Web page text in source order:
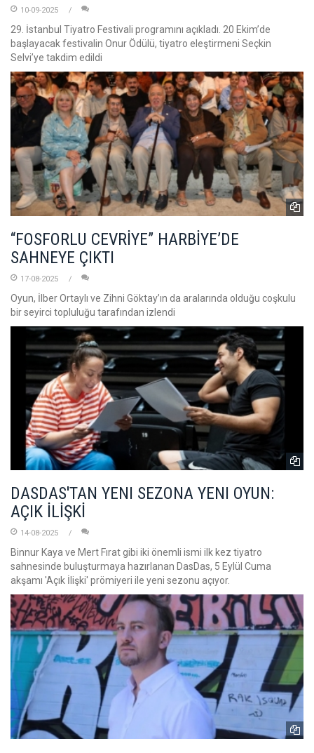
10-09-2025
29. İstanbul Tiyatro Festivali programını açıkladı. 20 Ekim’de
başlayacak festivalin Onur Ödülü, tiyatro eleştirmeni Seçkin
Selvi’ye takdim edildi
“FOSFORLU CEVRİYE” HARBİYE’DE
SAHNEYE ÇIKTI
17-08-2025
Oyun, İlber Ortaylı ve Zihni Göktay’ın da aralarında olduğu coşkulu
bir seyirci topluluğu tarafından izlendi
DASDAS'TAN YENI SEZONA YENI OYUN:
AÇIK İLİŞKİ
14-08-2025
Binnur Kaya ve Mert Fırat gibi iki önemli ismi ilk kez tiyatro
sahnesinde buluşturmaya hazırlanan DasDas, 5 Eylül Cuma
akşamı 'Açık İlişki' prömiyeri ile yeni sezonu açıyor.